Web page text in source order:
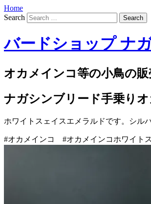
Home
Search
バードショップ ナ
オカメインコ等の小鳥の
ナガシンブリード手乗り
ホワイトスェイスエメラルドです。シル
#オカメインコ #オカメインコホワイト